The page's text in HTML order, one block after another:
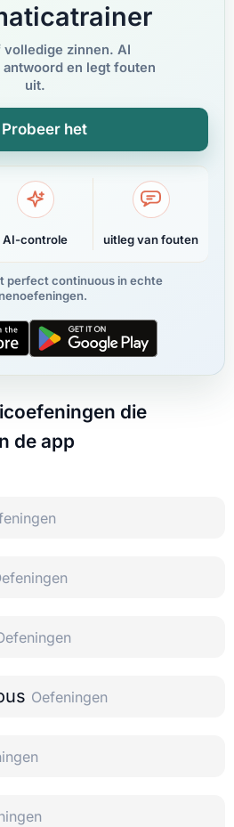
volledige zinnen. AI
en legt fouten
uit.
Probeer het
AI-controle uitleg van fouten
perfect continuous in echte
die
de app
Oefeningen